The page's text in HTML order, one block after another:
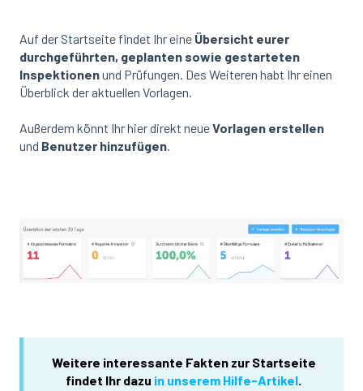
Auf der Startseite findet Ihr eine Übersicht eurer
durchgeführten, geplanten sowie gestarteten
Inspektionenund Prüfungen. Des Weiteren habt Ihr einen
Überblick der aktuellen Vorlagen.
Außerdem könnt Ihr hier direkt neueVorlagen erstellen
und Benutzer hinzufügen.
Weitere interessante Fakten zur Startseite
findet Ihr dazu in unserem Hilfe-Artikel.